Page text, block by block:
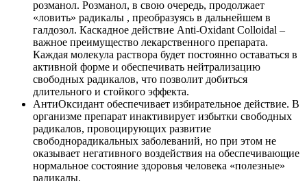
розманол. Розманол, в свою очередь, продолжает
«ловить» радикалы , преобразуясь в дальнейшем в
галдозол. Каскадное действие Anti-Oxidant Colloidal –
важное преимущество лекарственного препарата.
Каждая молекула раствора будет постоянно оставаться в
активной форме и обеспечивать нейтрализацию
свободных радикалов, что позволит добиться
длительного и стойкого эффекта.
АнтиОксидант обеспечивает избирательное действие. В
организме препарат инактивирует избытки свободных
радикалов, провоцирующих развитие
свободнорадикальных заболеваний, но при этом не
оказывает негативного воздействия на обеспечивающие
нормальное состояние здоровья человека «полезные»
радикалы.